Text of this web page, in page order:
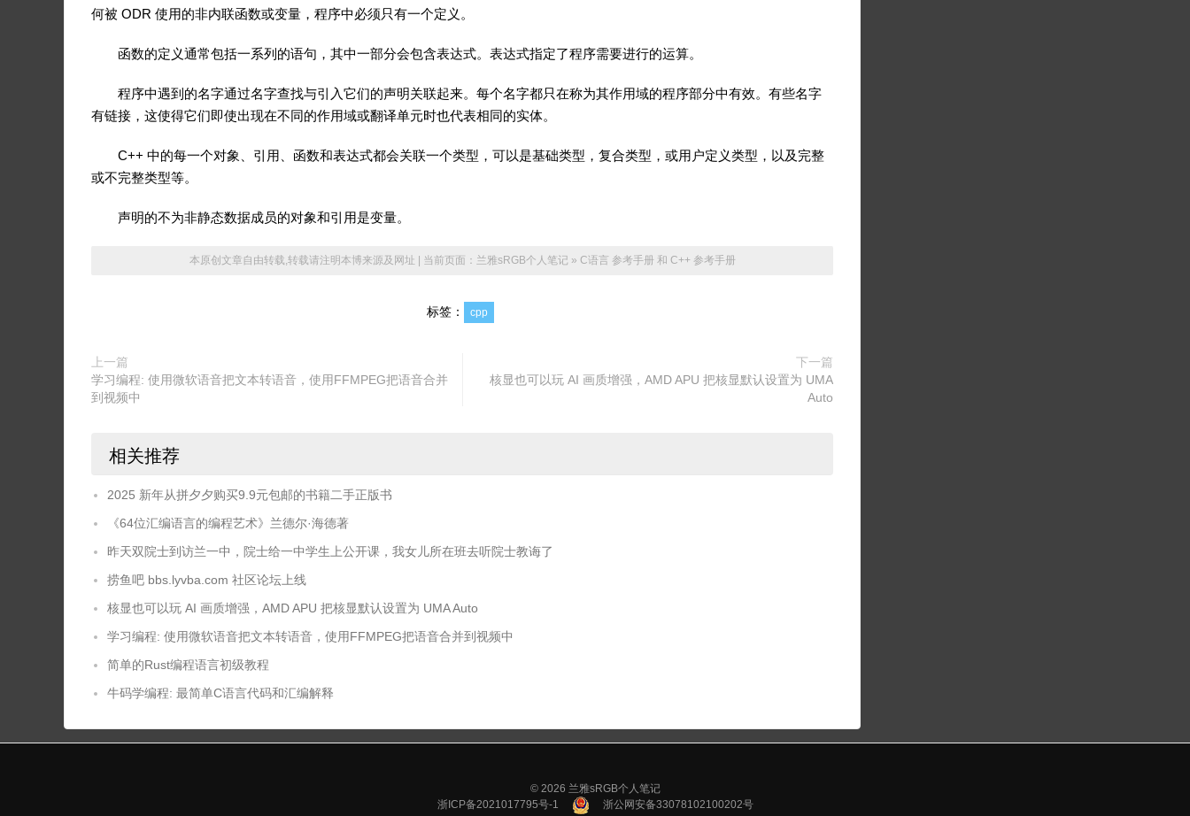
何被 ODR 使用的非内联函数或变量，程序中必须只有一个定义。
函数的定义通常包括一系列的语句，其中一部分会包含表达式。表达式指定了程序需要进行的运算。
程序中遇到的名字通过名字查找与引入它们的声明关联起来。每个名字都只在称为其作用域的程序部分中有效。有些名字
有链接，这使得它们即使出现在不同的作用域或翻译单元时也代表相同的实体。
C++ 中的每一个对象、引用、函数和表达式都会关联一个类型，可以是基础类型，复合类型，或用户定义类型，以及完整
或不完整类型等。
声明的不为非静态数据成员的对象和引用是变量。
本原创文章自由转载,转载请注明本博来源及网址 | 当前页面： 兰雅sRGB个人笔记 » C语言 参考手册 和 C++ 参考手册
标签： cpp
上一篇
学习编程: 使用微软语音把文本转语音，使用FFMPEG把语音合并
到视频中
下一篇
核显也可以玩 AI 画质增强，AMD APU 把核显默认设置为 UMA
Auto
相关推荐
2025 新年从拼夕夕购买9.9元包邮的书籍二手正版书
《64位汇编语言的编程艺术》兰德尔·海德著
昨天双院士到访兰一中，院士给一中学生上公开课，我女儿所在班去听院士教诲了
捞鱼吧 bbs.lyvba.com 社区论坛上线
核显也可以玩 AI 画质增强，AMD APU 把核显默认设置为 UMA Auto
学习编程: 使用微软语音把文本转语音，使用FFMPEG把语音合并到视频中
简单的Rust编程语言初级教程
牛码学编程: 最简单C语言代码和汇编解释
© 2026 兰雅sRGB个人笔记
浙ICP备2021017795号-1
浙公网安备33078102100202号